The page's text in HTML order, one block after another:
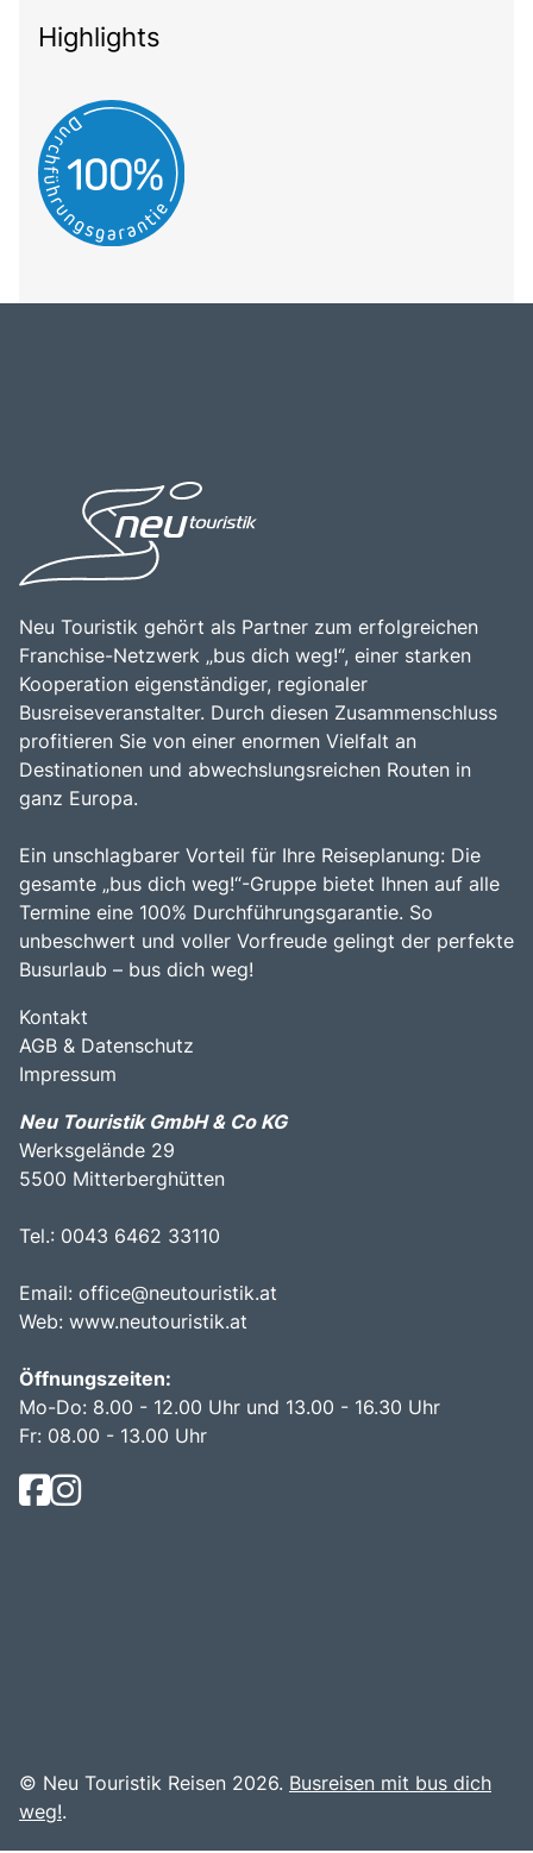
Highlights
Neu Touristik gehört als Partner zum erfolgreichen
Franchise-Netzwerk „bus dich weg!“, einer starken
Kooperation eigenständiger, regionaler
Busreiseveranstalter. Durch diesen Zusammenschluss
profitieren Sie von einer enormen Vielfalt an
Destinationen und abwechslungsreichen Routen in
ganz Europa.
Ein unschlagbarer Vorteil für Ihre Reiseplanung: Die
gesamte „bus dich weg!“-Gruppe bietet Ihnen auf alle
Termine eine 100% Durchführungsgarantie. So
unbeschwert und voller Vorfreude gelingt der perfekte
Busurlaub – bus dich weg!
Kontakt
AGB & Datenschutz
Impressum
Neu Touristik GmbH & Co KG
Werksgelände 29
5500 Mitterberghütten
Tel.: 0043 6462 33110
Email: office@neutouristik.at
Web: www.neutouristik.at
Öffnungszeiten:
Mo-Do: 8.00 - 12.00 Uhr und 13.00 - 16.30 Uhr
Fr: 08.00 - 13.00 Uhr
© Neu Touristik Reisen 2026. Busreisen mit bus dich
weg!.